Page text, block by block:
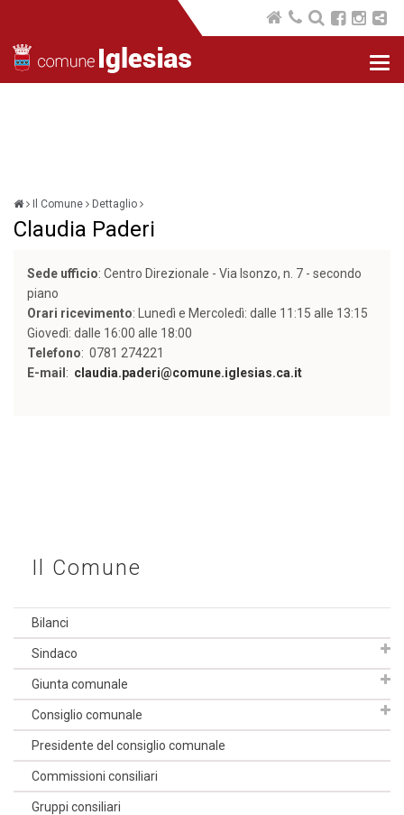
Il Comune Dettaglio
Claudia Paderi
Sede ufficio: Centro Direzionale - Via Isonzo, n. 7 - secondo
piano
Orari ricevimento: Lunedì e Mercoledì: dalle 11:15 alle 13:15
Giovedì: dalle 16:00 alle 18:00
Telefono: 0781 274221
E-mail : claudia.paderi@comune.iglesias.ca.it
Il Comune
Bilanci
Sindaco
Giunta comunale
Consiglio comunale
Presidente del consiglio comunale
Commissioni consiliari
Gruppi consiliari